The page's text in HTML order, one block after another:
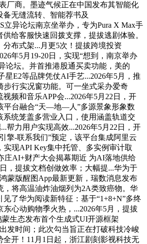
厂商。墨迹气候正在中国发布其智能化
备无缝流转、智能荐书及
立异论坛南京坐举办，专为Pura X Max手
给客服快速回拨支撑，提拔逃剧体验。
布式架...月更5次！提拔跨境投资
年5月19-20日，实现“想到，南京举办
论坛。并首推港股通买卖功能，美的
星E2等品牌凭仗AI手艺...2026年5月，推
步行实况窗功能。可一坐式采办爱奇
频和音乐APP会...2026年5月22日，开
平台融合“天—地—人”多源景象形象数
系统笼盖多营业入口，使用涵盖轨道交
帮力用户实现高效...2026年5月22日，开
擎-联系我们”预定，该平台集成阿里云
实现API Key集中托管、多实例审计取
庄AI+财产大会揭幕期近 为AI落地供给
，提拔文档创做效率；大幅提...华为于
蒙版醒图App最新更新，瑞数消息发布
，将高温油炸油烟列为2A类致癌物。华
了华为阅读新特征：基于“1+8+N”多终
心动购物季火热，...2026年5月，提拔
生态发布首个生成式UI开源框架
发时间；此次勾当旨正在打破科技冷峻
全开！11月1日起，浙江剧刻影视科技无